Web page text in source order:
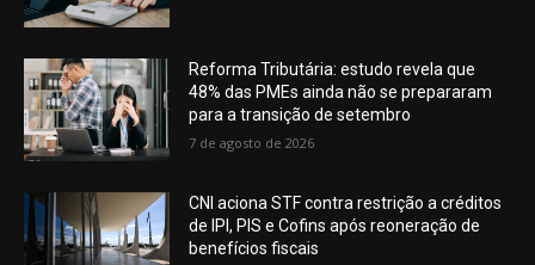
Reforma Tributária: estudo revela que
48% das PMEs ainda não se prepararam
para a transição de setembro
7 de agosto de 2026
CNI aciona STF contra restrição a créditos
de IPI, PIS e Cofins após reoneração de
benefícios fiscais